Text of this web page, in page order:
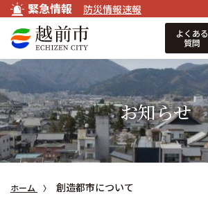
緊急情報 防災情報速報
よくある
質問
お知らせ
ホーム 創造都市について